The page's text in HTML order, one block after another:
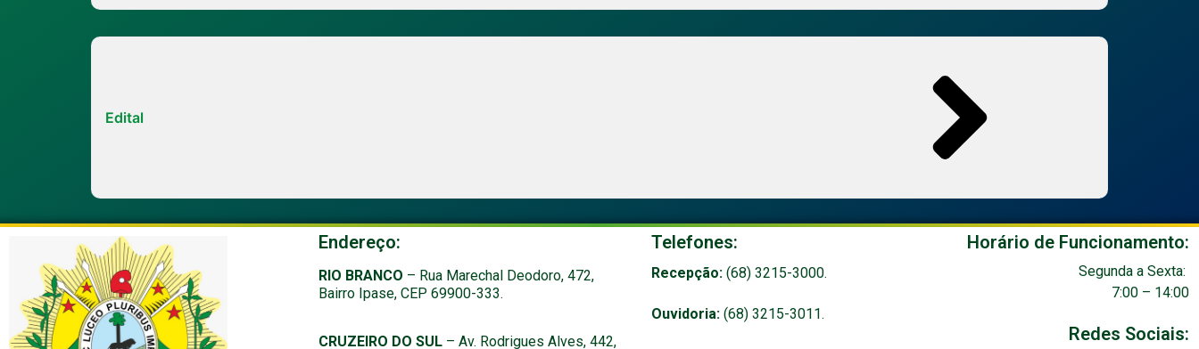
Edital
Endereço:
RIO BRANCO – Rua Marechal Deodoro, 472,
Bairro Ipase, CEP 69900-333.
CRUZEIRO DO SUL– Av. Rodrigues Alves, 442,
Telefones:
Recepção: (68) 3215-3000.
Ouvidoria: (68) 3215-3011.
Horário de Funcionamento:
Segunda aSexta:
7:00 – 14:00
Redes Sociais: